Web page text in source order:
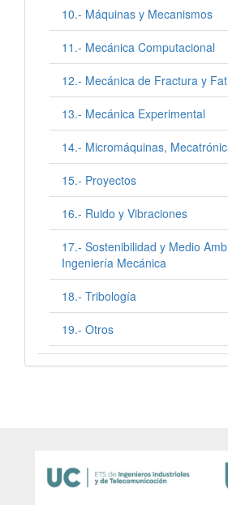
10.- Máquinas y Mecanismos
11.- Mecánica Computacional
12.- Mecánica de Fractura y
13.- Mecánica Experimental
14.- Micromáquinas,
15.- Proyectos
16.- Ruido y Vibraciones
17.- Sostenibilidad y Medio
Ingeniería Mecánica
18.- Tribología
19.- Otros